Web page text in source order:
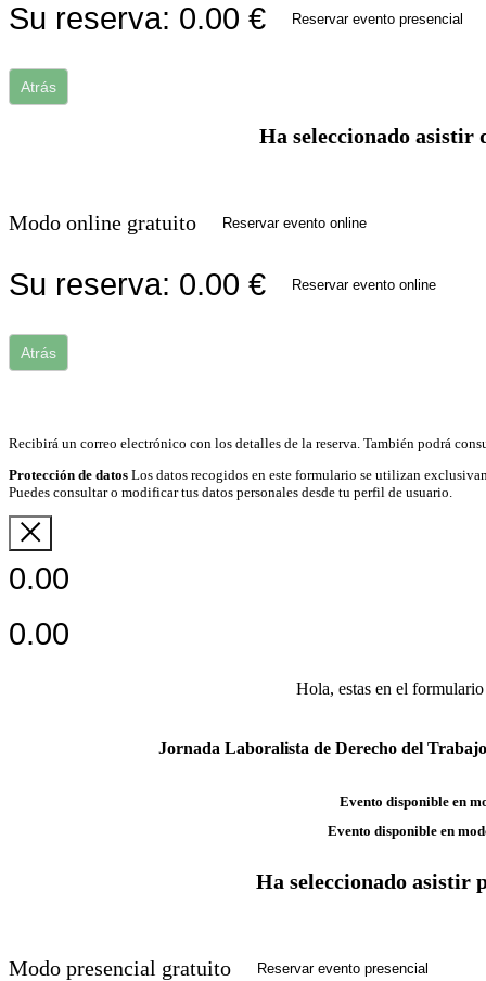
Su reserva: 0.00 € Reservar evento presencial
Atrás
Ha seleccionado asistir
Modo online gratuito Reservar evento online
Su reserva: 0.00 € Reservar evento online
Atrás
Recibirá un correo electrónico con los detalles de la reserva. También podrá
Protección de datos Los datos recogidos en este formulario se utilizan
Puedes consultar o modificar tus datos personales desde tu perfil de usuario.
0.00
0.00
Hola, estas en el formulario
Jornada Laboralista de Derecho del
Evento disponible en
Evento disponible en
Ha seleccionado asistir
Modo presencial gratuito Reservar evento presencial